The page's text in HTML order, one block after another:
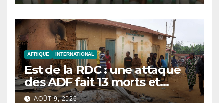
AFRIQUE INTERNATIONAL
Est de la RDC : une attaque
des ADF fait 13 morts et
réduit un village en cendres
AOÛT 9, 2026